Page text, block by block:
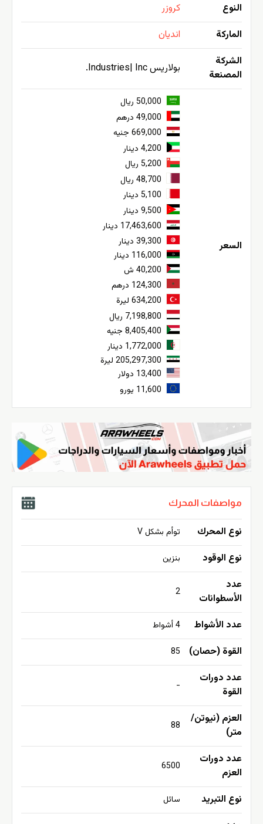
النوع
كروزر
الماركة
انديان
الشركة
المصنعة
بولاريس Industries| Inc.
السعر
50,000 ريال
49,000 درهم
669,000 جنيه
4,200 دينار
5,200 ريال
48,700 ريال
5,100 دينار
9,500 دينار
17,463,600 دينار
39,300 دينار
116,000 دينار
40,200 ش
124,300 درهم
634,200 ليرة
7,198,800 ريال
8,405,400 جنيه
1,772,000 دينار
205,297,300 ليرة
13,400 دولار
11,600 يورو
مواصفات المحرك
نوع المحرك توأم بشكل V
نوع الوقود بنزين
عدد
الأسطوانات
2
عدد الأشواط 4 أشواط
القوة (حصان) 85
عدد دورات
القوة
-
العزم (نيوتن/
متر)
88
عدد دورات
العزم
6500
نوع التبريد سائل